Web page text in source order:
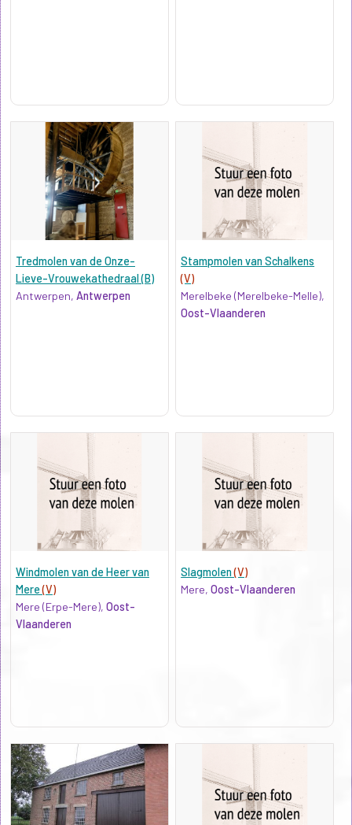
Tredmolen van de Onze-
Lieve-Vrouwekathedraal (B)
Antwerpen, Antwerpen
Stampmolen van Schalkens
(V)
Merelbeke (Merelbeke-Melle),
Oost-Vlaanderen
Windmolen van de Heer van
Mere(V)
Mere (Erpe-Mere), Oost-
Vlaanderen
Slagmolen(V)
Mere,Oost-Vlaanderen